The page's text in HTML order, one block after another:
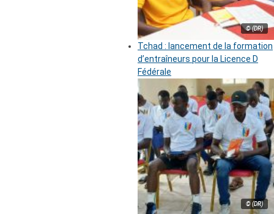
© (DR)
Tchad : lancement de la formation
d’entraîneurs pour la Licence D
Fédérale
© (DR)